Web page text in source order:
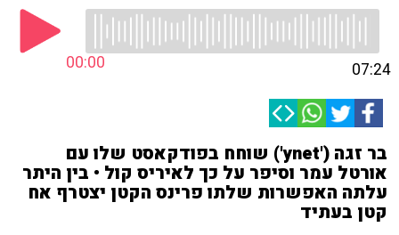
00:00 07:24
בר זגה ('ynet') שוחח בפודקאסט שלו עם
אורטל עמר וסיפר על כך לאיריס קול • בין היתר
עלתה האפשרות שלתו פרינס הקטן יצטרף אח
קטן בעתיד